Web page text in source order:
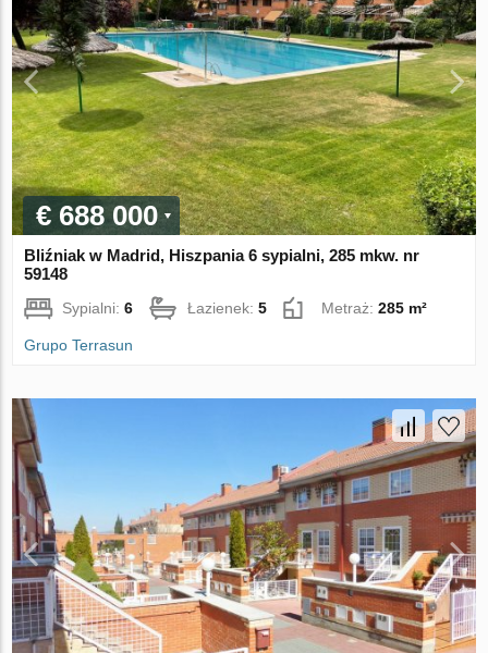
€ 688 000
Bliźniak w Madrid, Hiszpania 6 sypialni, 285 mkw. nr
59148
Sypialni:6 Łazienek:5 Metraż:285 m²
Grupo Terrasun